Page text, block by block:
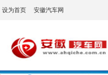
设为首页 安徽汽车网